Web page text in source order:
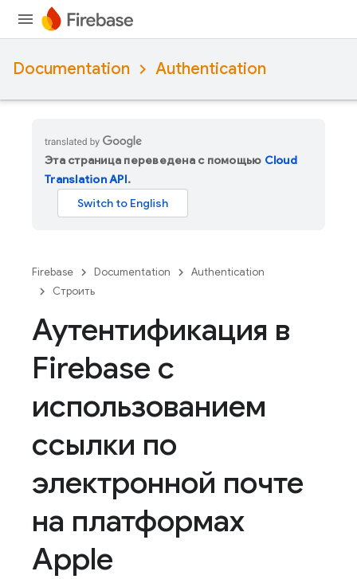
Documentation Authentication
Эта страница переведена с помощью Cloud
Translation API.
Firebase Documentation
Authentication
Строить
Аутентификация в
Firebase с
использованием
ссылки по
электронной почте
на платформах
Apple